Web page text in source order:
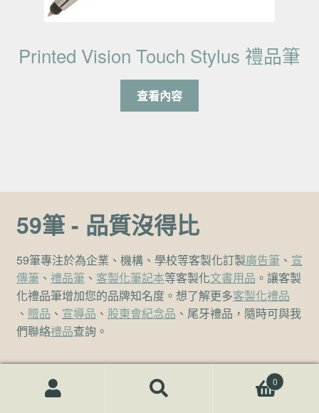
Printed Vision Touch Stylus 禮品筆
查看內容
59筆 - 品質沒得比
59筆專注於為企業、機構、學校等客製化訂製廣告筆、 宣
傳筆、 禮品筆、 客製化筆記本等客製化文書用品 。讓客製
化禮品筆增加您的品牌知名度。想了解更多客製化禮品
、 贈品 、 宣導品 、 股東會紀念品 、尾牙禮品，隨時可與我
們聯絡禮品查詢。
聯絡方式
搜尋關鍵字:
0